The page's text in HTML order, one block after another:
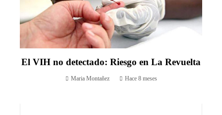
El VIH no detectado: Riesgo en La Revuelta
Maria Montañez Hace 8 meses